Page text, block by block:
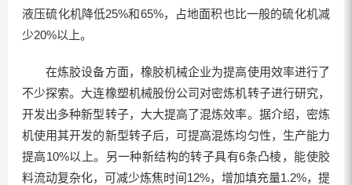
液压硫化机降低25%和65%，占地面积也比一般的硫化机减
少20%以上。
在炼胶设备方面，橡胶机械企业为提高使用效率进行了
不少探索。大连橡塑机械股份公司对密炼机转子进行研究，
开发出多种新型转子，大大提高了混炼效率。据介绍，密炼
机使用其开发的新型转子后，可提高混炼均匀性，生产能力
提高10%以上。另一种新结构的转子具有6条凸棱，能使胶
料流动复杂化，可减少炼焦时间12%，增加填充量1.2%，提